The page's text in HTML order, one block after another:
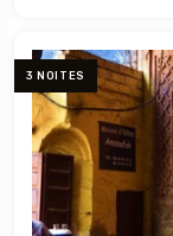
3 NOITES